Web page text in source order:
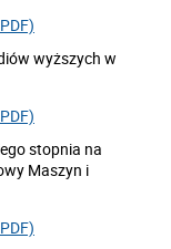
wyższych w
stopnia na
Maszyn i